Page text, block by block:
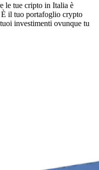
le tue cripto in Italia è
il tuo portafoglio crypto
investimenti ovunque tu